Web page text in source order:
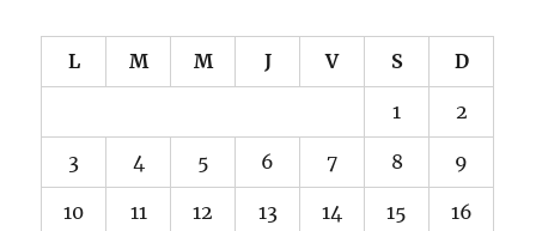
L M M J V S D
1 2
3 4 5 6 7 8 9
10 11 12 13 14 15 16